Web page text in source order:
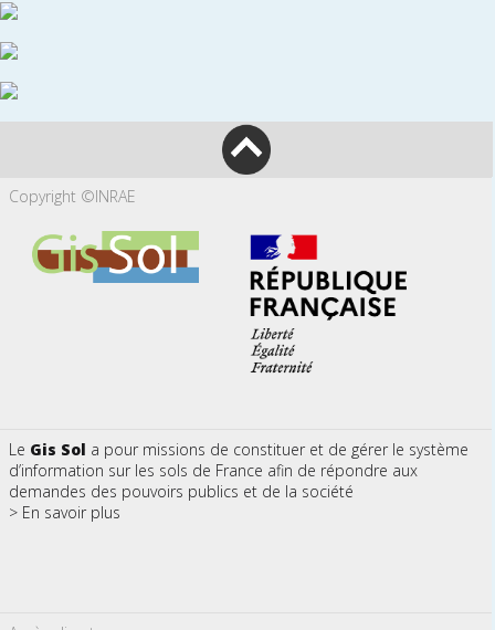
Copyright ©INRAE
Le Gis Sol a pour missions de constituer et de gérer le système
d’information sur les sols de France afin de répondre aux
demandes des pouvoirs publics et de la société
> En savoir plus